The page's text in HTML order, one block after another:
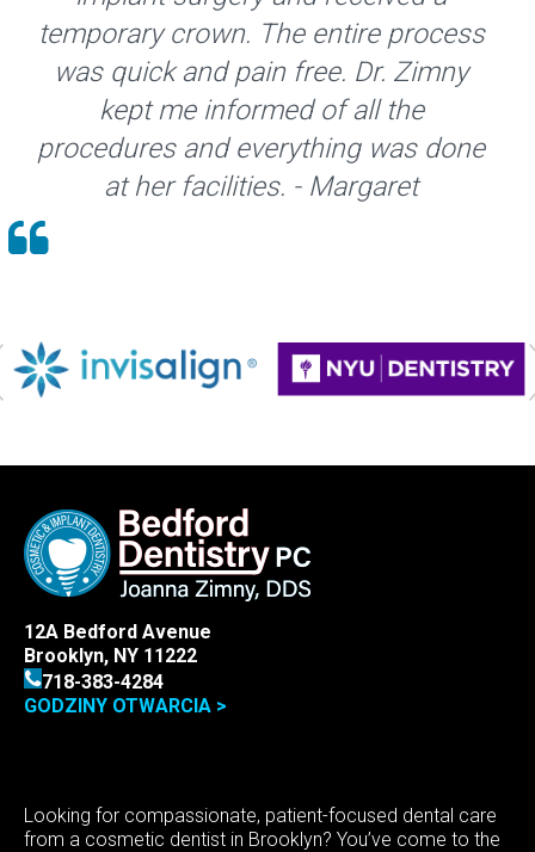
entire process
free. Dr. Zimny
of all the
was done
- Margaret
temporary crown. The
was quick and pain
kept me informed
procedures and
at her facilities. -
12A Bedford Avenue
Brooklyn, NY 11222
718-383-4284
GODZINY OTWARCIA >
Looking for compassionate, patient-focused dental care
from a cosmetic dentist in Brooklyn? You’ve come to the